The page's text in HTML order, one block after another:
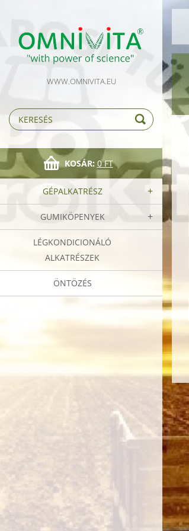
WWW.OMNIVITA.EU
KOSÁR: 0 FT
GÉPALKATRÉSZ
GUMIKÖPENYEK
LÉGKONDICIONÁLÓ
ALKATRÉSZEK
ÖNTÖZÉS